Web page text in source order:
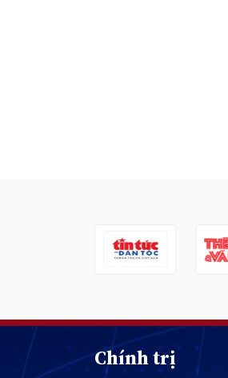
Chính trị